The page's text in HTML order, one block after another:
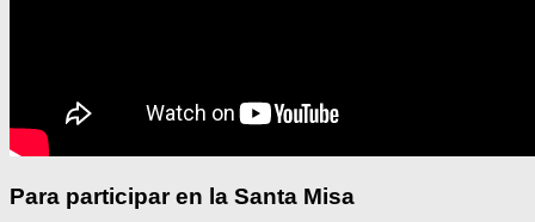
Para participar en la Santa Misa